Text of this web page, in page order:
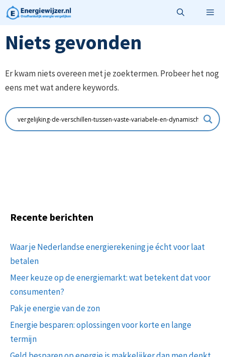
Ga
naar
de
inhoud
Niets gevonden
Er kwam niets overeen met je zoektermen. Probeer het nog
eens met wat andere keywords.
Recente berichten
Waar je Nederlandse energierekening je écht voor laat
betalen
Meer keuze op de energiemarkt: wat betekent dat voor
consumenten?
Pak je energie van de zon
Energie besparen: oplossingen voor korte en lange
termijn